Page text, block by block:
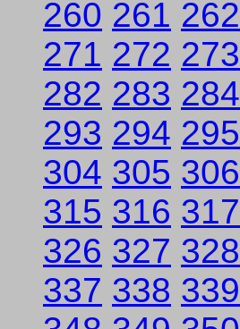
260 261 262
271 272 273
282 283 284
293 294 295
304 305 306
315 316 317
326 327 328
337 338 339